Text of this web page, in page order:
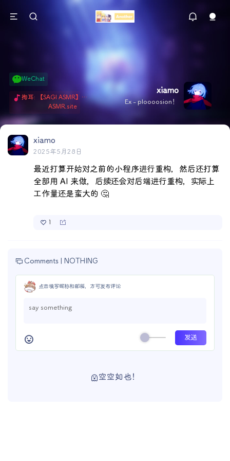
xiamo
Ex - ploooosion！
WeChat
掏耳: 【SAGI ASMR】今天就由阿米娅给博士掏耳吧「耳勺x鹅毛棒x吹气」 Hi-Res无损助眠 + 单刷: ASMR 精选4.0｜ 陪伴天花板 ✦扶扶の温柔哄睡 ✦ 顶级道具和语气词的交融 ✦ 扶桑大红花、
ASMR.site
xiamo
2025年5月28日
最近打算开始对之前的小程序进行重构，然后还打算
全部用 AI 来做，后续还会对后端进行重构，实际上
工作量还是蛮大的 🤔
1
Comments | NOTHING
点击填写昵称和邮箱，方可发布评论
空空如也！